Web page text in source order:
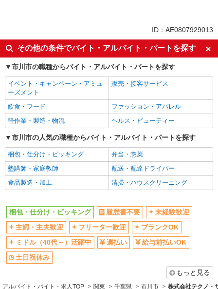
土日祝休み
車通勤OK
交通費支給
社会保険あり
ID：AE0807929013
その他の条件でバイト・アルバイト・パートを探す
市川市の職種からバイト・アルバイト・パートを探す
イベント・キャンペーン・アミュ
ーズメント
販売・接客サービス
飲食・フード
ファッション・アパレル
軽作業・製造・物流
ヘルス・ビューティー
市川市の人気の職種からバイト・アルバイト・パートを探す
梱包・仕分け・ピッキング
弁当・惣菜
塾講師・家庭教師
配送・配達ドライバー
食品製造・加工
清掃・ハウスクリーニング
梱包・仕分け・ピッキング 履歴書不要
未経験歓迎
主婦・主夫歓迎
フリーター歓迎
ブランクOK
ミドル（40代～）活躍中
週払い
給与前払いOK
土日祝休み
もっと見る
アルバイト・バイト・求人TOP 関東 千葉県 市川市 株式会社テクノ・